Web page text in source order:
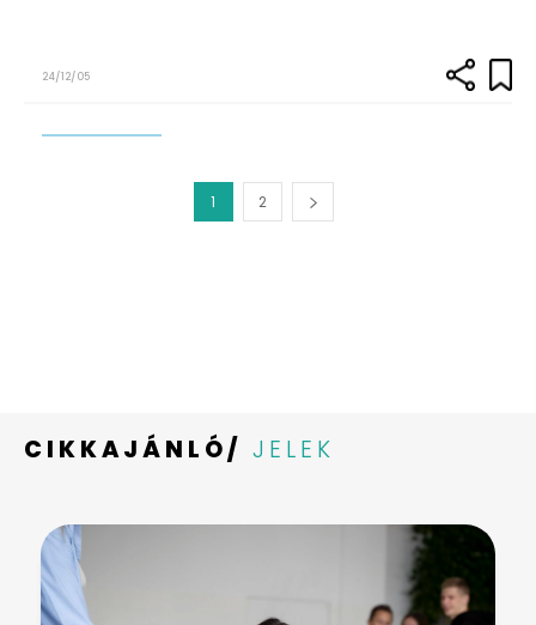
24/12/05
1 2
CIKKAJÁNLÓ/ JELEK